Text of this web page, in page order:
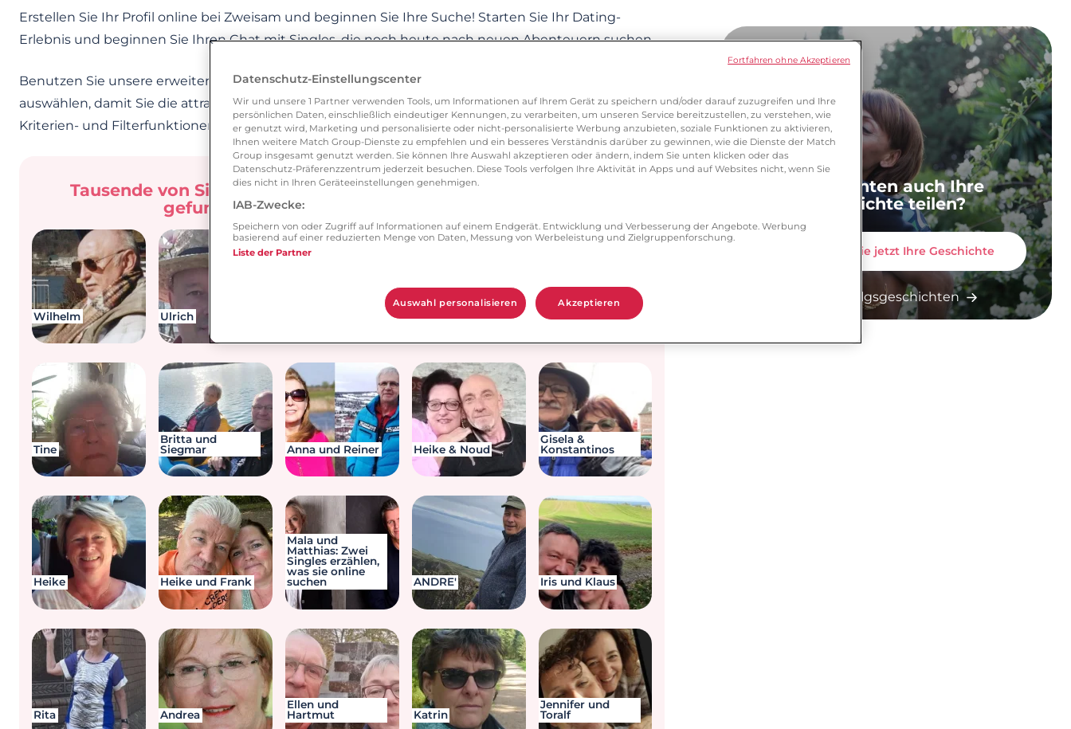
Erstellen Sie Ihr Profil online bei Zweisam und beginnen Sie Ihre Suche! Starten Sie Ihr Dating-
Erlebnis und beginnen Sie Ihren Chat mit Singles, die noch heute nach neuen Abenteuern suchen.
Benutzen Sie unsere erweiterte Such-, Kriterien- und Filterfunktionen. Sie können Mitglieder-Profile
auswählen, damit Sie die attraktivsten Benutzerprofile entdecken. Zweisam.de hat sinnvolle Such-,
Kriterien- und Filterfunktionen, die es erlauben Mitglieder mit den ähnlichen Kriterien.
Tausende von Singles haben Ihren Partner bereits bei Zweisam
gefunden. Möchten Sie der Nächste sein?
Wilhelm Ulrich Michael Konrad
Tine
Britta und
Siegmar
Anna und Reiner Heike & Noud
Gisela &
Konstantinos
Heike Heike und Frank
Mala und
Matthias: Zwei
Singles erzählen,
was sie online
suchen
ANDRE' Iris und Klaus
Rita Andrea
Ellen und
Hartmut
Katrin
Jennifer und
Toralf
Sie möchten auch Ihre
Geschichte teilen?
Erzählen Sie jetzt Ihre Geschichte
Mehr Erfolgsgeschichten
Datenschutz-Einstellungscenter
Wir und unsere 1 Partner verwenden Tools, um Informationen auf Ihrem Gerät zu speichern und/oder darauf zuzugreifen und Ihre
persönlichen Daten, einschließlich eindeutiger Kennungen, zu verarbeiten, um unseren Service bereitzustellen, zu verstehen, wie
er genutzt wird, Marketing und personalisierte oder nicht-personalisierte Werbung anzubieten, soziale Funktionen zu aktivieren,
Ihnen weitere Match Group-Dienste zu empfehlen und ein besseres Verständnis darüber zu gewinnen, wie die Dienste der Match
Group insgesamt genutzt werden. Sie können Ihre Auswahl akzeptieren oder ändern, indem Sie unten klicken oder das
Datenschutz-Präferenzzentrum jederzeit besuchen. Diese Tools verfolgen Ihre Aktivität in Apps und auf Websites nicht, wenn Sie
dies nicht in Ihren Geräteeinstellungen genehmigen.
IAB-Zwecke:
Speichern von oder Zugriff auf Informationen auf einem Endgerät. Entwicklung und Verbesserung der Angebote. Werbung
basierend auf einer reduzierten Menge von Daten, Messung von Werbeleistung und Zielgruppenforschung.
Liste der Partner
Auswahl personalisieren Akzeptieren
Fortfahren ohne Akzeptieren